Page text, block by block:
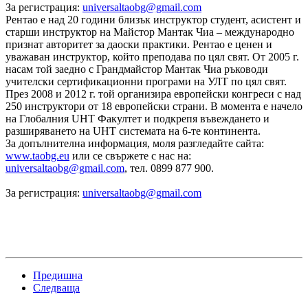
За регистрация: universaltaobg@gmail.com
Рентао е над 20 години близък инструктор студент, асистент и
старши инструктор на Майстор Мантак Чиа – международно
признат авторитет за даоски практики. Рентао e ценен и
уважаван инструктор, който преподава по цял свят. От 2005 г.
насам той заедно с Грандмайстор Мантак Чиа ръководи
учителски сертификационни програми на УЛТ по цял свят.
През 2008 и 2012 г. той организира европейски конгреси с над
250 инструктори от 18 европейски страни. В момента е начело
на Глобалния UHT Факултет и подкрепя въвеждането и
разширяването на UHT системата на 6-те континента.
За допълнителна информация, моля разгледайте сайта:
www.taobg.eu или се свържете с нас на:
universaltaobg@gmail.com, тел. 0899 877 900.
За регистрация: universaltaobg@gmail.com
Предишна
Следваща